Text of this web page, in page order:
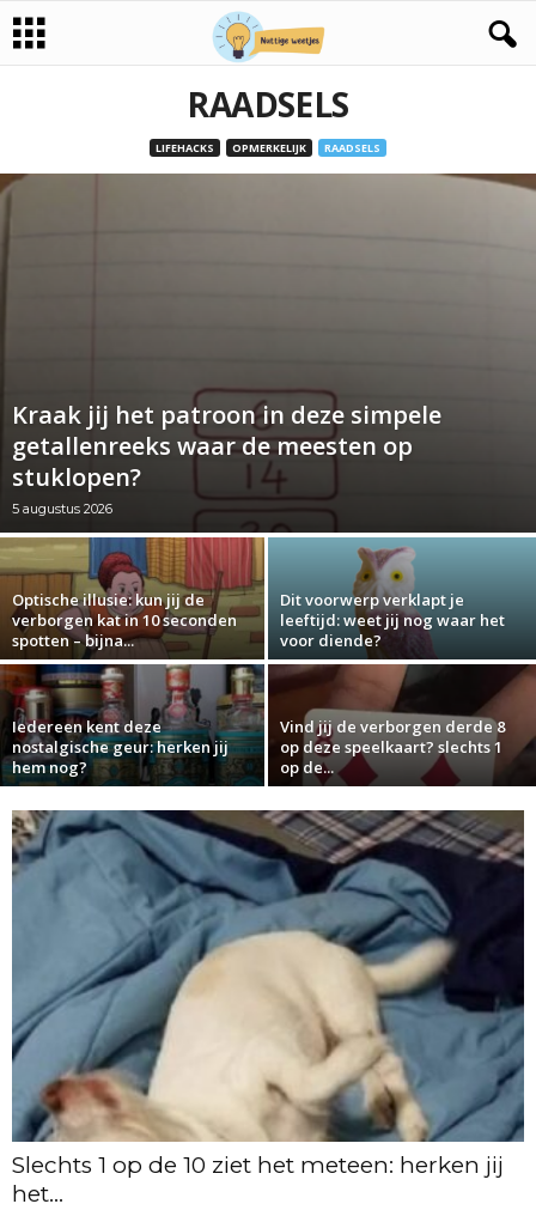
RAADSELS
LIFEHACKS OPMERKELIJK RAADSELS
Kraak jij het patroon in deze simpele
getallenreeks waar de meesten op
stuklopen?
5 augustus 2026
Optische illusie: kun jij de
verborgen kat in 10 seconden
spotten – bijna...
Dit voorwerp verklapt je
leeftijd: weet jij nog waar het
voor diende?
Iedereen kent deze
nostalgische geur: herken jij
hem nog?
Vind jij de verborgen derde 8
op deze speelkaart? slechts 1
op de...
Slechts 1 op de 10 ziet het meteen: herken jij
het...